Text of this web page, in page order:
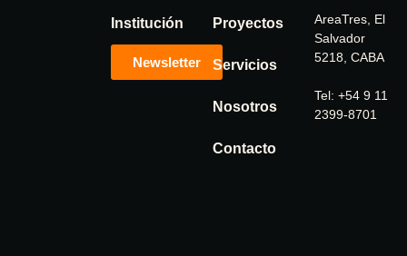
Institución
Newsletter
Proyectos
Servicios
Nosotros
Contacto
AreaTres, El
Salvador
5218, CABA
Tel: +54 9 11
2399-8701